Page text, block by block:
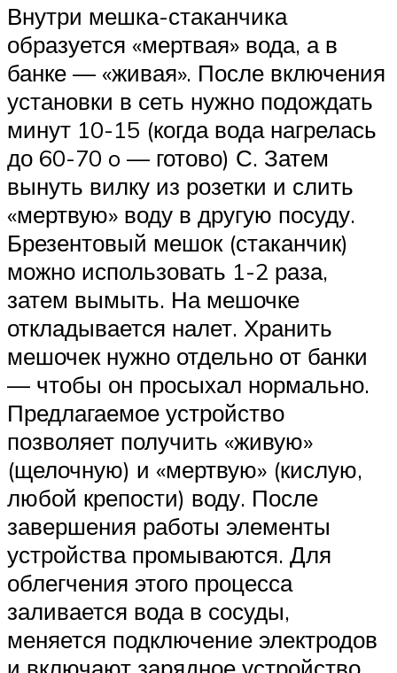
Внутри мешка-стаканчика
образуется «мертвая» вода, а в
банке — «живая». После включения
установки в сеть нужно подождать
минут 10-15 (когда вода нагрелась
до 60-70 o — готово) С. Затем
вынуть вилку из розетки и слить
«мертвую» воду в другую посуду.
Брезентовый мешок (стаканчик)
можно использовать 1-2 раза,
затем вымыть. На мешочке
откладывается налет. Хранить
мешочек нужно отдельно от банки
— чтобы он просыхал нормально.
Предлагаемое устройство
позволяет получить «живую»
(щелочную) и «мертвую» (кислую,
любой крепости) воду. После
завершения работы элементы
устройства промываются. Для
облегчения этого процесса
заливается вода в сосуды,
меняется подключение электродов